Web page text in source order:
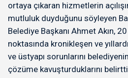
ortaya çıkaran hizmetlerin
mutluluk duyduğunu söyleyen
Belediye Başkanı Ahmet Akın,
noktasında kronikleşen ve
ve üstyapı sorunlarını
çözüme kavuşturduklarını